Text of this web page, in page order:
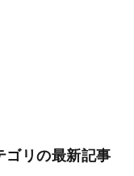
ゴリの最新記事